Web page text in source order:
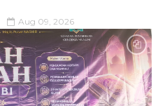
Aug 09, 2026